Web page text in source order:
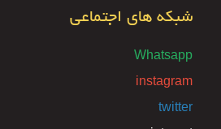
شبکه های اجتماعی
Whatsapp
instagram
twitter